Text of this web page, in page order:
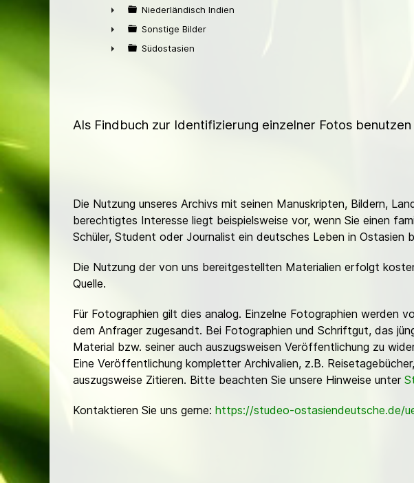
►
►
Niederländisch Indien
►
Sonstige Bilder
Südostasien
Als Findbuch zur Identifizierung einzelner Fotos
Die Nutzung unseres Archivs mit seinen Manuskripten, Bildern,
berechtigtes Interesse liegt beispielsweise vor, wenn Sie einen
Schüler, Student oder Journalist ein deutsches Leben in Ostasien
Die Nutzung der von uns bereitgestellten Materialien erfolgt
Quelle.
Für Fotographien gilt dies analog. Einzelne Fotographien werden
dem Anfrager zugesandt. Bei Fotographien und Schriftgut, das
Material bzw. seiner auch auszugsweisen Veröffentlichung zu
Eine Veröffentlichung kompletter Archivalien, z.B.
auszugsweise Zitieren. Bitte beachten Sie unsere Hinweise unter
Kontaktieren Sie uns gerne: https://studeo-ostasiendeutsche.de/